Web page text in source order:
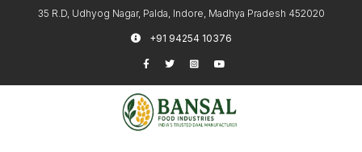
35 R.D, Udhyog Nagar, Palda, Indore, Madhya Pradesh 452020
+91 94254 10376